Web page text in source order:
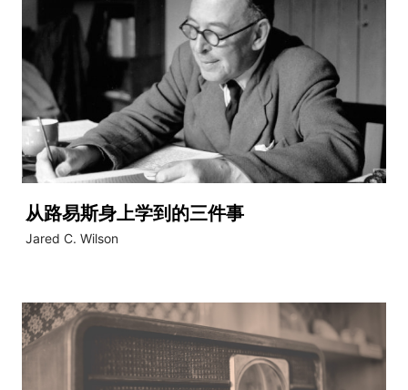
从路易斯身上学到的三件事
Jared C. Wilson